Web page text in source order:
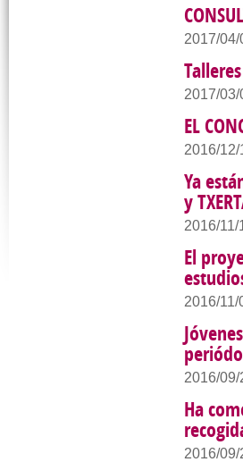
2017/04/
2017/03/
EL
2016/12/
Ya
y
2016/11/
El
2016/11/
2016/09/
Ha
2016/09/